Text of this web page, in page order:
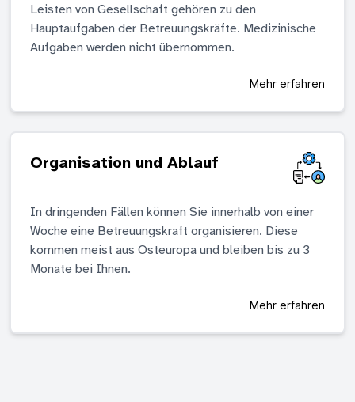
Leisten von Gesellschaft gehören zu den
Hauptaufgaben der Betreuungskräfte. Medizinische
Aufgaben werden nicht übernommen.
Mehr erfahren
Organisation und Ablauf
In dringenden Fällen können Sie innerhalb von einer
Woche eine Betreuungskraft organisieren. Diese
kommen meist aus Osteuropa und bleiben bis zu 3
Monate bei Ihnen.
Mehr erfahren